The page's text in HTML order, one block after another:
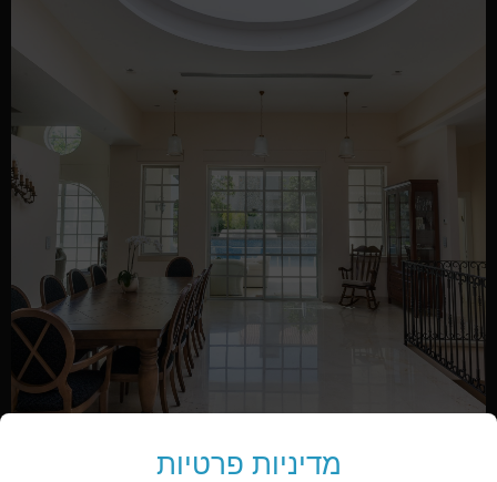
מדיניות פרטיות